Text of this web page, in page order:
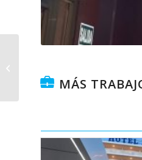
MÁS
térmica Palau Sant